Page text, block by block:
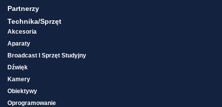
Partnerzy
Technika/sprzęt
Akcesoria
Aparaty
Broadcast I Sprzęt Studyjny
Dźwięk
Kamery
Obiektywy
Oprogramowanie